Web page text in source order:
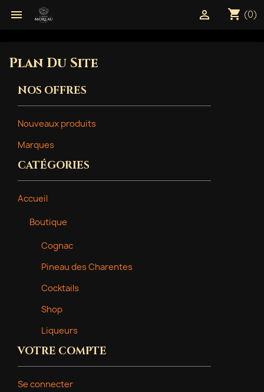
 shopping_cart (0)

Plan Du Site
NOS OFFRES
Nouveaux produits
Marques
CATÉGORIES
Accueil
Boutique
Cognac
Pineau des Charentes
Cocktails
Shop
Liqueurs
VOTRE COMPTE
Se connecter